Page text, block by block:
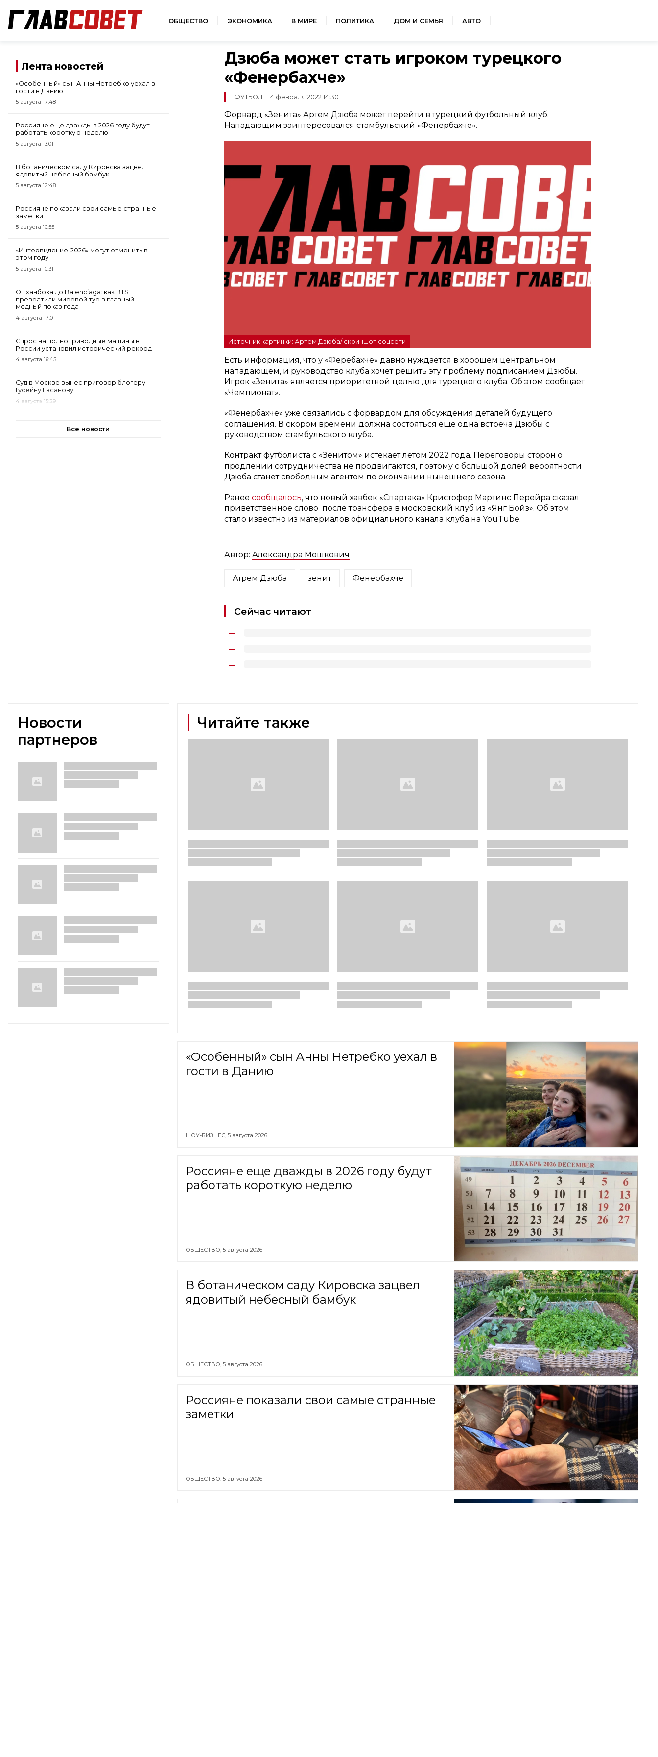
ОБЩЕСТВО ЭКОНОМИКА В МИРЕ ПОЛИТИКА ДОМ И СЕМЬЯ АВТО
Лента новостей
«Особенный» сын Анны Нетребко уехал в
гости в Данию
5 августа 17:48
Россияне еще дважды в 2026 году будут
работать короткую неделю
5 августа 13:01
В ботаническом саду Кировска зацвел
ядовитый небесный бамбук
5 августа 12:48
Россияне показали свои самые странные
заметки
5 августа 10:55
«Интервидение-2026» могут отменить в
этом году
5 августа 10:31
От ханбока до Balenciaga: как BTS
превратили мировой тур в главный
модный показ года
4 августа 17:01
Спрос на полноприводные машины в
России установил исторический рекорд
4 августа 16:45
Суд в Москве вынес приговор блогеру
Гусейну Гасанову
4 августа 15:29
Все новости
Дзюба может стать игроком турецкого
«Фенербахче»
ФУТБОЛ 4 февраля 2022 14:30
Форвард «Зенита» Артем Дзюба может перейти в турецкий футбольный клуб.
Нападающим заинтересовался стамбульский «Фенербахче».
Источник картинки: Артем Дзюба/ скриншот соцсети
Есть информация, что у «Феребахче» давно нуждается в хорошем центральном
нападающем, и руководство клуба хочет решить эту проблему подписанием Дзюбы.
Игрок «Зенита» является приоритетной целью для турецкого клуба. Об этом сообщает
«Чемпионат».
«Фенербахче» уже связались с форвардом для обсуждения деталей будущего
соглашения. В скором времени должна состояться ещё одна встреча Дзюбы с
руководством стамбульского клуба.
Контракт футболиста с «Зенитом» истекает летом 2022 года. Переговоры сторон о
продлении сотрудничества не продвигаются, поэтому с большой долей вероятности
Дзюба станет свободным агентом по окончании нынешнего сезона.
Ранее сообщалось, что новый хавбек «Спартака» Кристофер Мартинс Перейра сказал
приветственное слово после трансфера в московский клуб из «Янг Бойз». Об этом
стало известно из материалов официального канала клуба на YouTube.
Автор: Александра Мошкович
Атрем Дзюба зенит Фенербахче
Сейчас читают
Новости
партнеров
Читайте также
«Особенный» сын Анны Нетребко уехал в
гости в Данию
ШОУ-БИЗНЕС, 5 августа 2026
Россияне еще дважды в 2026 году будут
работать короткую неделю
ОБЩЕСТВО, 5 августа 2026
В ботаническом саду Кировска зацвел
ядовитый небесный бамбук
ОБЩЕСТВО, 5 августа 2026
Россияне показали свои самые странные
заметки
ОБЩЕСТВО, 5 августа 2026